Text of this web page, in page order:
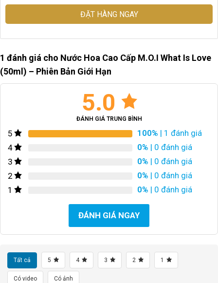
ĐẶT HÀNG NGAY
1 đánh giá cho Nước Hoa Cao Cấp M.O.I What Is Love
(50ml) – Phiên Bản Giới Hạn
5.0
ĐÁNH GIÁ TRUNG BÌNH
5 100% | 1 đánh giá
4
0% | 0 đánh giá
3
0% | 0 đánh giá
2
0% | 0 đánh giá
1
0% | 0 đánh giá
ĐÁNH GIÁ NGAY
Tất cả 5 4 3 2 1
Có video Có ảnh